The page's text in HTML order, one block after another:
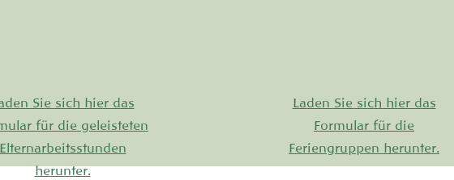
Sie sich hier das
für die geleisteten
Elternarbeitsstunden
herunter.
Laden Sie sich hier das
Formular für die
Feriengruppen herunter.